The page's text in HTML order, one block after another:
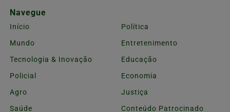
Navegue
Início
Política
Mundo
Entretenimento
Tecnologia & Inovação
Educação
Policial
Economia
Agro
Justiça
Saúde
Conteúdo Patrocinado